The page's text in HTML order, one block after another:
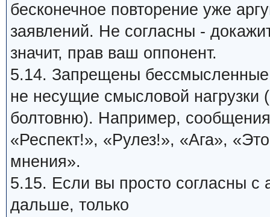
бесконечное повторение уже
заявлений. Не согласны -
значит, прав ваш оппонент.
5.14. Запрещены
не несущие смысловой
болтовню). Например,
«Респект!», «Рулез!», «Ага»,
мнения».
5.15. Если вы просто согласны с
дальше, только